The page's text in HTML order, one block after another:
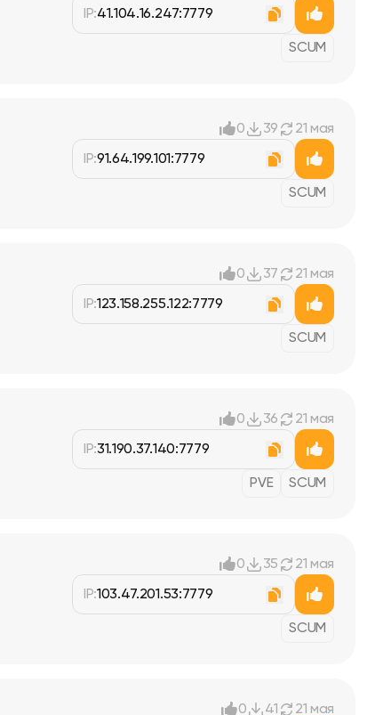
IP:41.104.16.247:7779
SCUM
0 39 21 мая
IP:91.64.199.101:7779
SCUM
0 37 21 мая
IP:123.158.255.122:7779
SCUM
0 36 21 мая
IP:31.190.37.140:7779
PVE SCUM
0 35 21 мая
IP:103.47.201.53:7779
SCUM
0 41 21 мая